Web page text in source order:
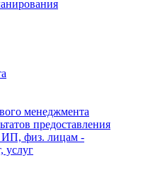
менеджмента
предоставления
ИП, физ. лицам -
услуг